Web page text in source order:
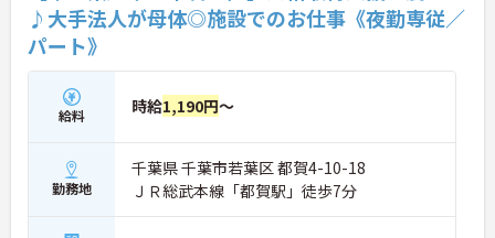
♪大手法人が母体◎施設でのお仕事《夜勤専従／
パート》
給料 時給1,190円～
勤務地
千葉県 千葉市若葉区 都賀4-10-18
ＪＲ総武本線「都賀駅」徒歩7分